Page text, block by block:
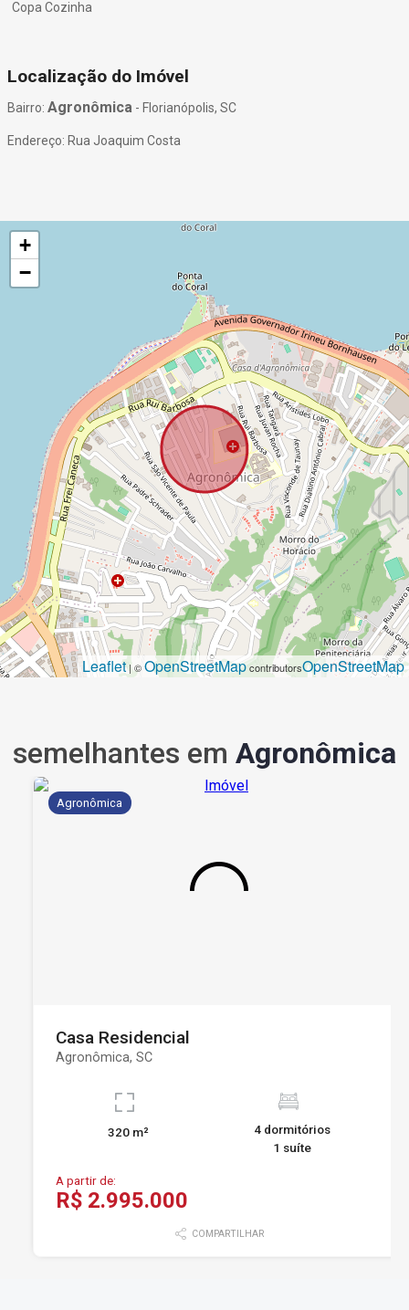
Copa Cozinha
Localização do Imóvel
Bairro: Agronômica - Florianópolis, SC
Endereço: Rua Joaquim Costa
+
−
Leaflet| ©OpenStreetMapcontributorsOpenStreetMap
semelhantes em Agronômica
Agronômica
Casa Residencial
Agronômica, SC
320 m²
4 dormitórios
1 suíte
A partir de:
R$ 2.995.000
COMPARTILHAR